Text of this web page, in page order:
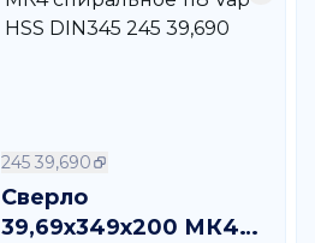
245 39,690
Сверло
39,69х349х200 МК4